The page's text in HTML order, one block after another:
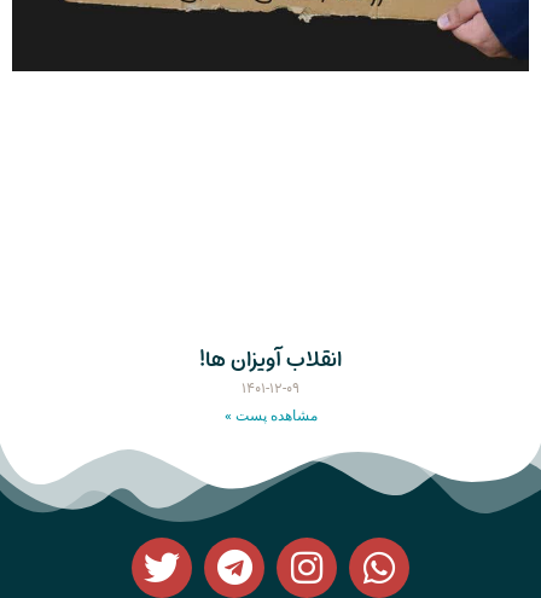
انقلاب آویزان ها!
۱۴۰۱-۱۲-۰۹
مشاهده پست »